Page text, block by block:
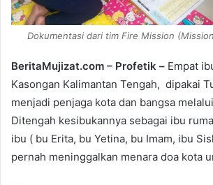
Dokumentasi dari tim Fire Mission
BeritaMujizat.com – Profetik – Empat
Kasongan Kalimantan Tengah, dipakai
menjadi penjaga kota dan bangsa
Ditengah kesibukannya sebagai ibu
ibu ( bu Erita, bu Yetina, bu Imam, ibu
pernah meninggalkan menara doa kota